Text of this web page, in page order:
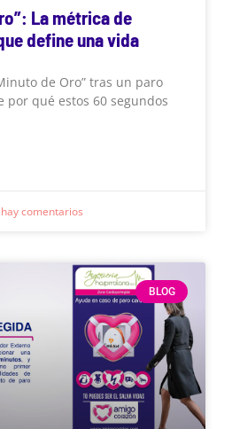
La métrica de
define una vida
de Oro” tras un paro
por qué estos 60 segundos
comentarios
BLOG